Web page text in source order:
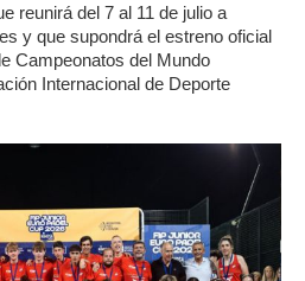
reunirá del 7 al 11 de julio a
y que supondrá el estreno oficial
Campeonatos del Mundo
Internacional de Deporte